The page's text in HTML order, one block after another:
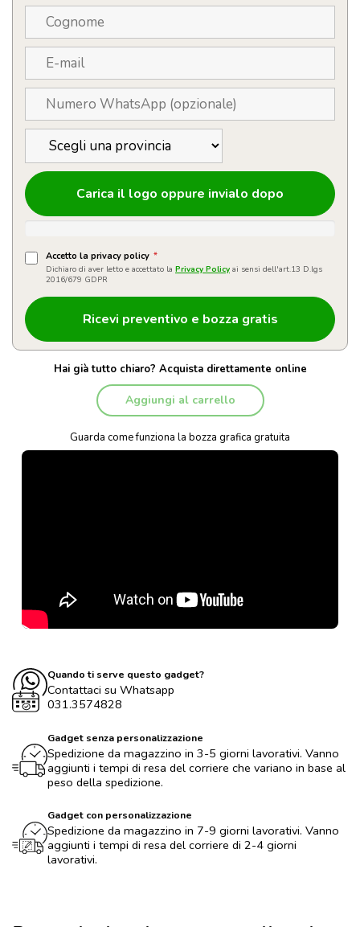
Carica il logo oppure invialo dopo
Accetto la privacy policy *
Dichiaro di aver letto e accettato la Privacy Policy ai sensi dell'art.13 D.lgs
2016/679 GDPR
Hai già tutto chiaro? Acquista direttamente online
Aggiungi al carrello
Guarda come funziona la bozza grafica gratuita
Quando ti serve questo gadget?
Contattaci su Whatsapp
031.3574828
Gadget senza personalizzazione
Spedizione da magazzino in 3-5 giorni lavorativi. Vanno
aggiunti i tempi di resa del corriere che variano in base al
peso della spedizione.
Gadget con personalizzazione
Spedizione da magazzino in 7-9 giorni lavorativi. Vanno
aggiunti i tempi di resa del corriere di 2-4 giorni
lavorativi.